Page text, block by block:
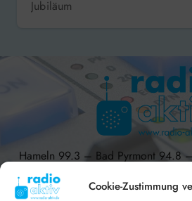
Cookie-Zustimmung
Bodenwerder: Heute feiert das
Hameln 99.3 – Bad Pyrmont 94.8
DAB+ 9C